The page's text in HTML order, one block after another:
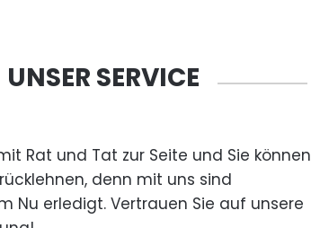
UNSER SERVICE
Rat und Tat zur Seite und Sie können
denn mit uns sind
Nu erledigt. Vertrauen Sie auf unsere